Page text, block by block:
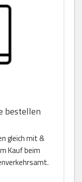
bestellen
gleich mit &
Kauf beim